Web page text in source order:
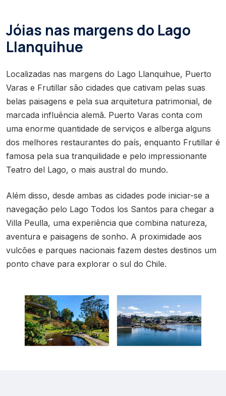
Jóias nas margens do Lago
Llanquihue
Localizadas nas margens do Lago Llanquihue, Puerto
Varas e Frutillar são cidades que cativam pelas suas
belas paisagens e pela sua arquitetura patrimonial, de
marcada influência alemã. Puerto Varas conta com
uma enorme quantidade de serviços e alberga alguns
dos melhores restaurantes do país, enquanto Frutillar é
famosa pela sua tranquilidade e pelo impressionante
Teatro del Lago, o mais austral do mundo.
Além disso, desde ambas as cidades pode iniciar-se a
navegação pelo Lago Todos los Santos para chegar a
Villa Peulla, uma experiência que combina natureza,
aventura e paisagens de sonho. A proximidade aos
vulcões e parques nacionais fazem destes destinos um
ponto chave para explorar o sul do Chile.